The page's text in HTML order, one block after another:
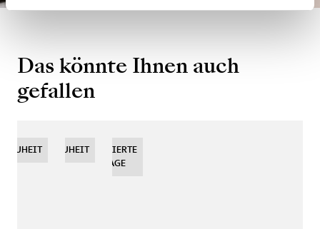
Das könnte Ihnen auch
gefallen
NEUHEIT NEUHEIT
NEUHEIT
LIMITIERTE
AUFLAGE